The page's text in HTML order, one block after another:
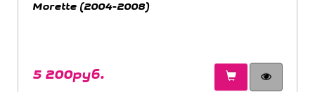
Morette (2004-2008)
5 200руб.